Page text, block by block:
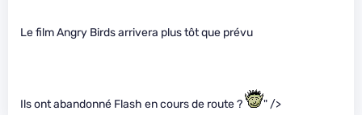
Le film Angry Birds arrivera plus tôt que prévu
Ils ont abandonné Flash en cours de route ? " />